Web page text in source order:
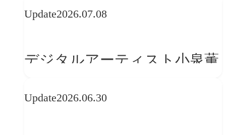
レンドに見る「人間中心」へ
Update2026.07.08
デジタルアーティスト小泉薫
ークフロー設計と「ノイズと
Update2026.06.30